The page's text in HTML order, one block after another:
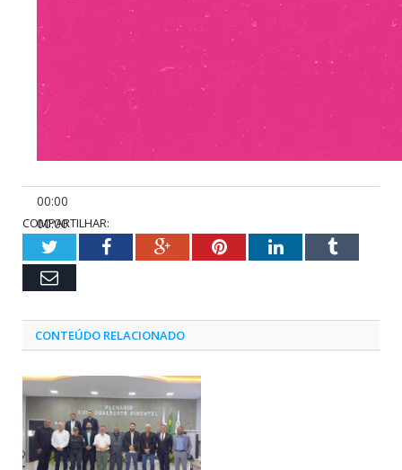
00:00
00:00
00:30
COMPARTILHAR:
TwitterFacebookGoogle+PinterestLinkedInTumblr
Email
CONTEÚDO RELACIONADO